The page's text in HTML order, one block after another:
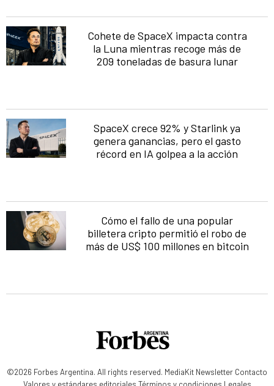
Cohete de SpaceX impacta contra
la Luna mientras recoge más de
209 toneladas de basura lunar
SpaceX crece 92% y Starlink ya
genera ganancias, pero el gasto
récord en IA golpea a la acción
Cómo el fallo de una popular
billetera cripto permitió el robo de
más de US$ 100 millones en bitcoin
©2026 Forbes Argentina. All rights reserved. MediaKit Newsletter Contacto
Valores y estándares editoriales Términos y condiciones Legales